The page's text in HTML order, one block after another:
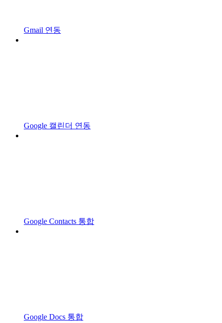
Gmail 연동
Google 캘린더 연동
Google Contacts 통합
Google Docs 통합